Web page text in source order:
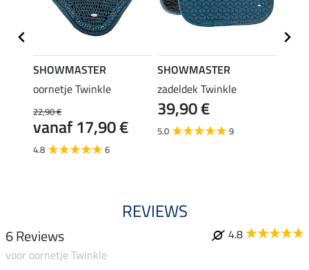
SHOWMASTER
oornetje Twinkle
22,90 €
vanaf 17,90 €
4.8 6
SHOWMASTER
zadeldek Twinkle
39,90 €
5.0 9
REVIEWS
6 Reviews
4.8
voor oornetje Twinkle